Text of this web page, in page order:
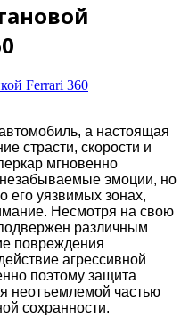
а настоящая
страсти, скорости и
мгновенно
эмоции, но
его уязвимых зонах,
Несмотря на свою
различным
повреждения
агрессивной
поэтому защита
неотъемлемой частью
сохранности.